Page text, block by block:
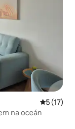
5 (17)
na oceán